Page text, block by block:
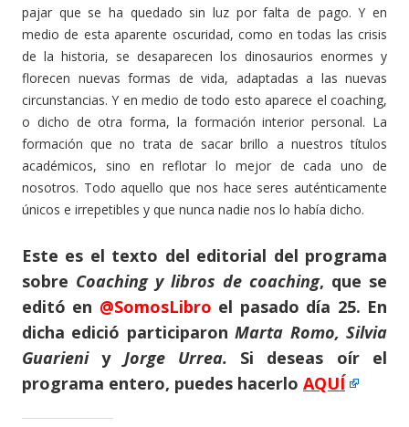
pajar que se ha quedado sin luz por falta de pago. Y en
medio de esta aparente oscuridad, como en todas las crisis
de la historia, se desaparecen los dinosaurios enormes y
florecen nuevas formas de vida, adaptadas a las nuevas
circunstancias. Y en medio de todo esto aparece el coaching,
o dicho de otra forma, la formación interior personal. La
formación que no trata de sacar brillo a nuestros títulos
académicos, sino en reflotar lo mejor de cada uno de
nosotros. Todo aquello que nos hace seres auténticamente
únicos e irrepetibles y que nunca nadie nos lo había dicho.
Este es el texto del editorial del programa
sobre Coaching y libros de coaching, que se
editó en @SomosLibro el pasado día 25. En
dicha edició participaronMarta Romo, Silvia
GuarieniyJorge Urrea. Si deseas oír el
programa entero, puedes hacerlo AQUÍ